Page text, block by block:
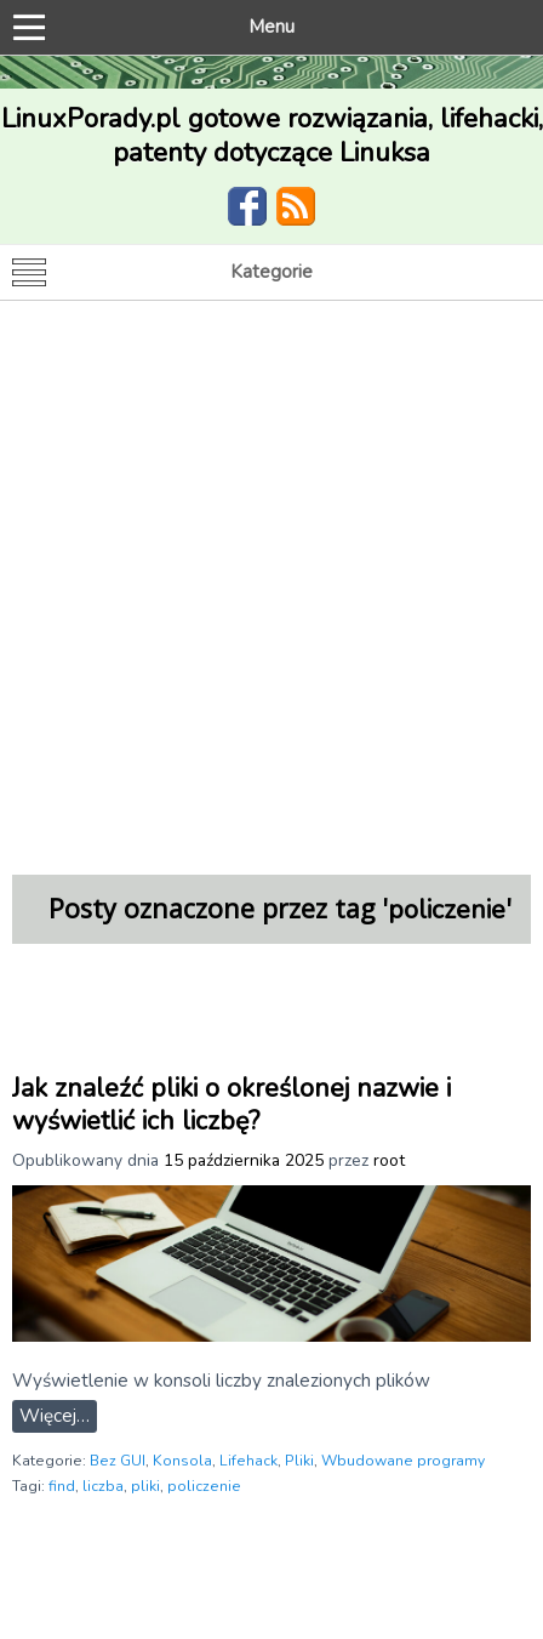
Menu
LinuxPorady.pl gotowe rozwiązania, lifehacki,
patenty dotyczące Linuksa
Kategorie
Posty oznaczone przez tag 'policzenie'
Jak znaleźć pliki o określonej nazwie i
wyświetlić ich liczbę?
Opublikowany dnia 15 października 2025 przez root
Wyświetlenie w konsoli liczby znalezionych plików
Więcej…
Kategorie: Bez GUI, Konsola, Lifehack, Pliki, Wbudowane programy
Tagi: find, liczba, pliki, policzenie